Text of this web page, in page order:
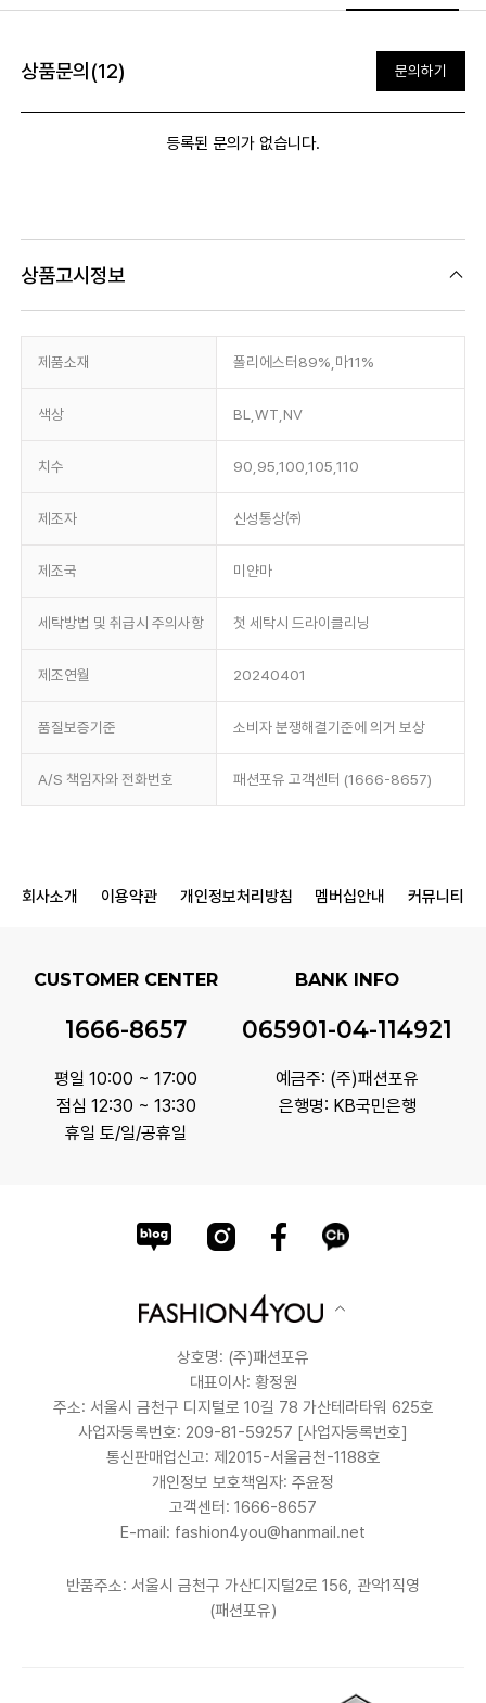
상품문의(12) 문의하기
등록된 문의가 없습니다.
상품고시정보
제품소재 폴리에스터89%,마11%
색상 BL,WT,NV
치수 90,95,100,105,110
제조자 신성통상㈜
제조국 미얀마
세탁방법 및 취급시 주의사항 첫 세탁시 드라이클리닝
제조연월 20240401
품질보증기준 소비자 분쟁해결기준에 의거 보상
A/S 책임자와 전화번호 패션포유 고객센터 (1666-8657)
회사소개 이용약관 개인정보처리방침 멤버십안내 커뮤니티
CUSTOMER CENTER
1666-8657
평일 10:00 ~ 17:00
점심 12:30 ~ 13:30
휴일 토/일/공휴일
BANK INFO
065901-04-114921
예금주: (주)패션포유
은행명: KB국민은행
상호명: (주)패션포유
대표이사: 황정원
주소: 서울시 금천구 디지털로 10길 78 가산테라타워 625호
사업자등록번호: 209-81-59257 [사업자등록번호]
통신판매업신고: 제2015-서울금천-1188호
개인정보 보호책임자: 주윤정
고객센터: 1666-8657
E-mail: fashion4you@hanmail.net
반품주소: 서울시 금천구 가산디지털2로 156, 관악1직영
(패션포유)